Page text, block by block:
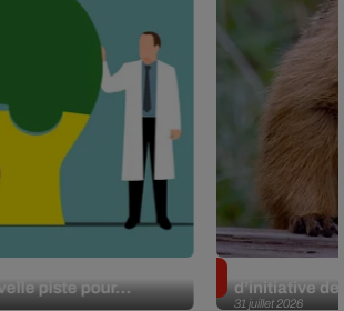
piste pour...
31 juillet 2026
d’initiative